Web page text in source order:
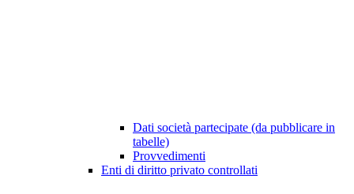
Dati società partecipate (da pubblicare in
tabelle)
Provvedimenti
Enti di diritto privato controllati